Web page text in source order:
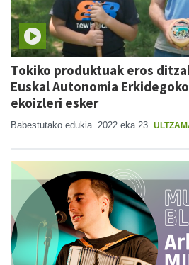
Tokiko produktuak eros
Euskal Autonomia
ekoizleri esker
Babestutako edukia 2022 eka 23